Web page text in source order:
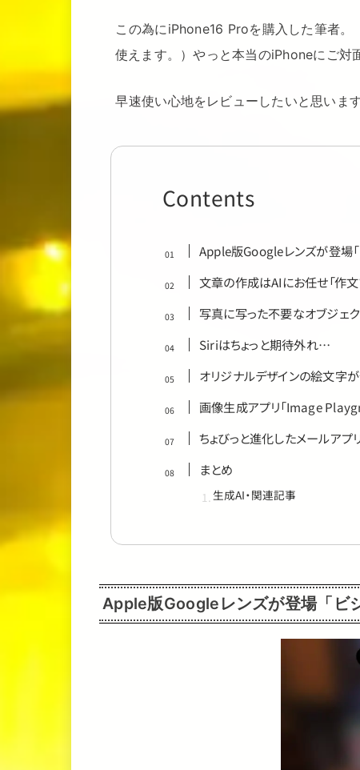
この為にiPhone16 Proを購入した筆者。（Apple IntelligenceはiPhone15 Pro以上のモデルで
使えます。）やっと本当のiPhoneにご対
早速使い心地をレビューしたいと思います
Contents
Apple版Googleレンズが登場「
文章の作成はAIにお任せ「作文
写真に写った不要なオブジェク
Siriはちょっと期待外れ…
オリジナルデザインの絵文字が
画像生成アプリ「Image
ちょびっと進化したメールアプ
まとめ
生成AI・関連記事
Apple版Googleレンズが登場「ビ